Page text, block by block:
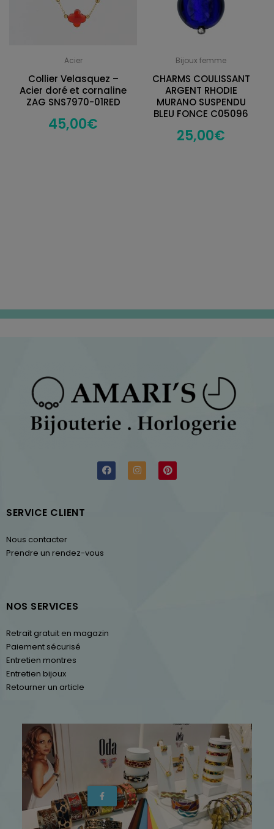
Acier
Collier Velasquez –
Acier doré et cornaline
ZAG SNS7970-01RED
45,00€
Bijoux femme
CHARMS COULISSANT
ARGENT RHODIE
MURANO SUSPENDU
BLEU FONCE C05096
25,00€
SERVICE CLIENT
Nous contacter
Prendre un rendez-vous
NOS SERVICES
Retrait gratuit en magazin
Paiement sécurisé
Entretien montres
Entretien bijoux
Retourner un article